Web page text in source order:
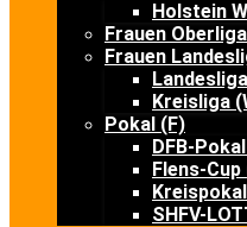
Holstein
Frauen
Frauen
Kreisliga
Pokal (F)
DFB-
Flens-Cup
SHFV-